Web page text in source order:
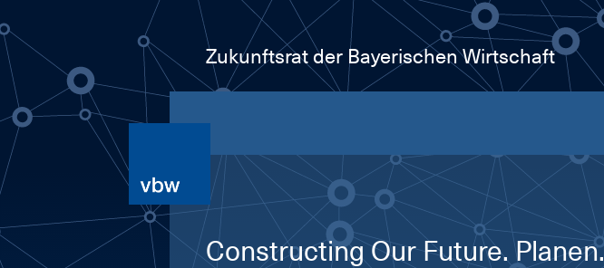
Zukunftsrat der Bayerischen Wirtschaft
Constructing Our Future.